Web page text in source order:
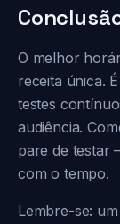
O melhor
receita única.
testes
audiência.
pare de testar
com o tempo.
Lembre-se: